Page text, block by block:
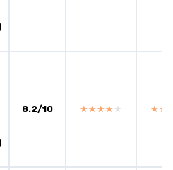
8.2/10 ★★★★★
★★★★★